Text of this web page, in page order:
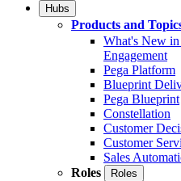
Hubs
Products and
What's New
Engagement
Pega Platform
Blueprint
Pega Blueprint
Constellation
Customer
Customer
Sales
Roles
Roles